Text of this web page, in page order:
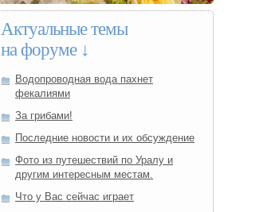
Актуальные темы
на форуме ↓
Водопроводная вода пахнет
фекалиями
За грибами!
Последние новости и их обсуждение
Фото из путешествий по Уралу и
другим интересным местам.
Что у Вас сейчас играет